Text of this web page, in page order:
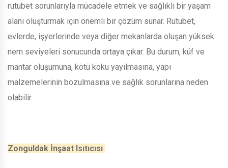
rutubet sorunlarıyla mücadele etmek ve sağlıklı bir yaşam
alanı oluşturmak için önemli bir çözüm sunar. Rutubet,
evlerde, işyerlerinde veya diğer mekanlarda oluşan yüksek
nem seviyeleri sonucunda ortaya çıkar. Bu durum, küf ve
mantar oluşumuna, kötü koku yayılmasına, yapı
malzemelerinin bozulmasına ve sağlık sorunlarına neden
olabilir.
Zonguldak İnşaat Isıtıcısı